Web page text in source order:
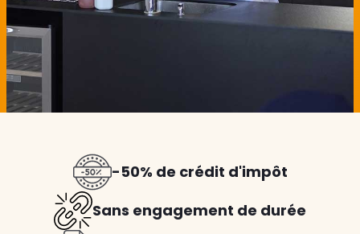
-50% de crédit d'impôt
Sans engagement de durée